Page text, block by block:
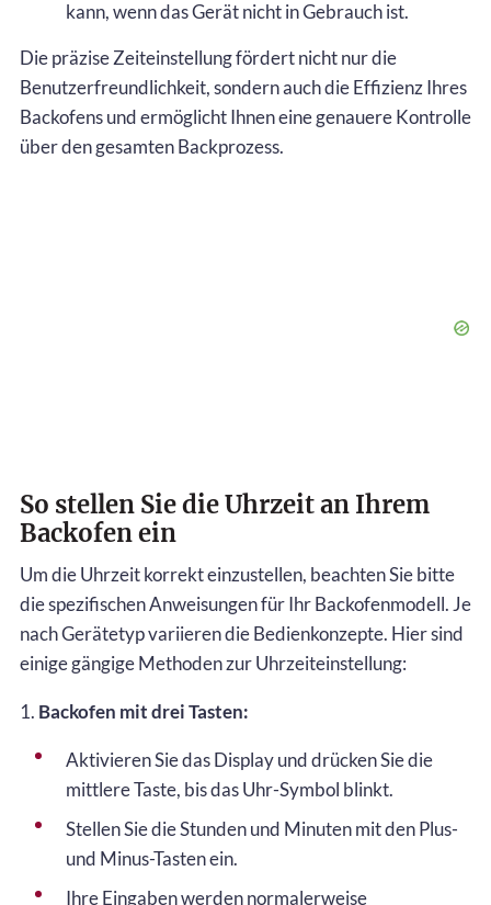
kann, wenn das Gerät nicht in Gebrauch ist.
Die präzise Zeiteinstellung fördert nicht nur die
Benutzerfreundlichkeit, sondern auch die Effizienz Ihres
Backofens und ermöglicht Ihnen eine genauere Kontrolle
über den gesamten Backprozess.
So stellen Sie die Uhrzeit an Ihrem
Backofen ein
Um die Uhrzeit korrekt einzustellen, beachten Sie bitte
die spezifischen Anweisungen für Ihr Backofenmodell. Je
nach Gerätetyp variieren die Bedienkonzepte. Hier sind
einige gängige Methoden zur Uhrzeiteinstellung:
1. Backofen mit drei Tasten:
Aktivieren Sie das Display und drücken Sie die
mittlere Taste, bis das Uhr-Symbol blinkt.
Stellen Sie die Stunden und Minuten mit den Plus-
und Minus-Tasten ein.
Ihre Eingaben werden normalerweise